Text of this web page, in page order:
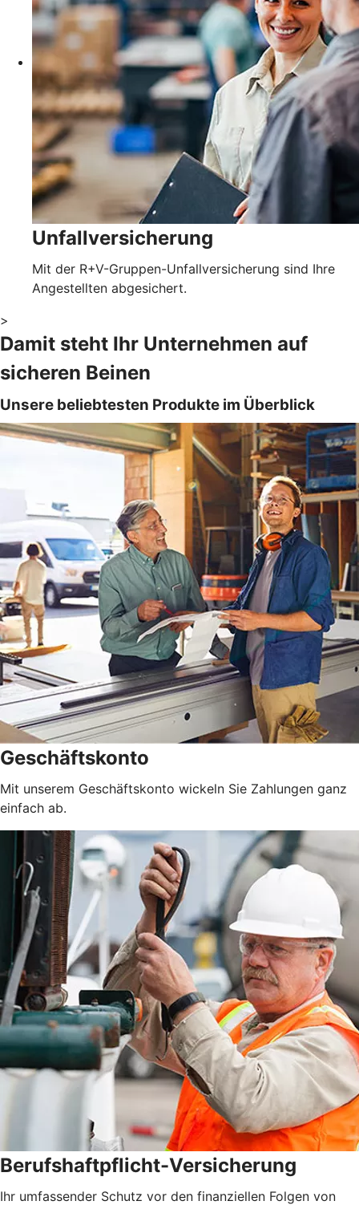
Unfallversicherung
Mit der R+V-Gruppen-Unfallversicherung sind Ihre
Angestellten abgesichert.
>
Damit steht Ihr Unternehmen auf
sicheren Beinen
Unsere beliebtesten Produkte im Überblick
Geschäftskonto
Mit unserem Geschäftskonto wickeln Sie Zahlungen ganz
einfach ab.
Berufshaftpflicht-Versicherung
Ihr umfassender Schutz vor den finanziellen Folgen von